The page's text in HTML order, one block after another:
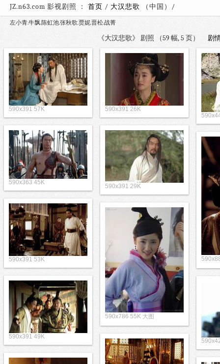
JZ.n63.com 影视剧照 ： 首页 / 大汉悲歌 （中国）
左小青.牛飘.陈虹池.张秋歌.贾妮.晋松.战菁
《大汉悲歌》 剧照 （59 幅, 5 页） 剧
590x391 57K
590x391 26K
590x363 45K
590x391 29K
590x391 53K
590x786 55K 大图
590x391 49K